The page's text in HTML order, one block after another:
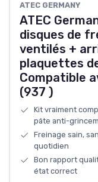
ATEC GERMANY
ATEC
disques de
ventilés +
plaquettes
Compatible
(937 )
Kit vraiment
pâte anti-
Freinage sain,
quotidien
Bon rapport
état correct